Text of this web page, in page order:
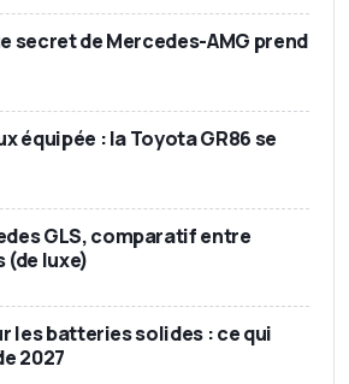
secret de Mercedes-AMG prend
équipée : la Toyota GR86 se
GLS, comparatif entre
luxe)
les batteries solides : ce qui
2027